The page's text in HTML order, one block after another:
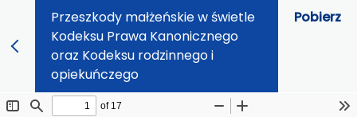
Przeszkody małżeńskie w świetle
Kodeksu Prawa Kanonicznego
oraz Kodeksu rodzinnego i
opiekuńczego
Pobierz